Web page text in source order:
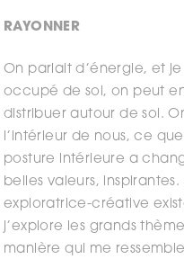
RAYONNER
On parlait d’énergie, et
occupé de soi, on peut
distribuer autour de soi.
l’intérieur de nous, ce
posture intérieure a
belles valeurs,
exploratrice-créative
j’explore les grands
manière qui me